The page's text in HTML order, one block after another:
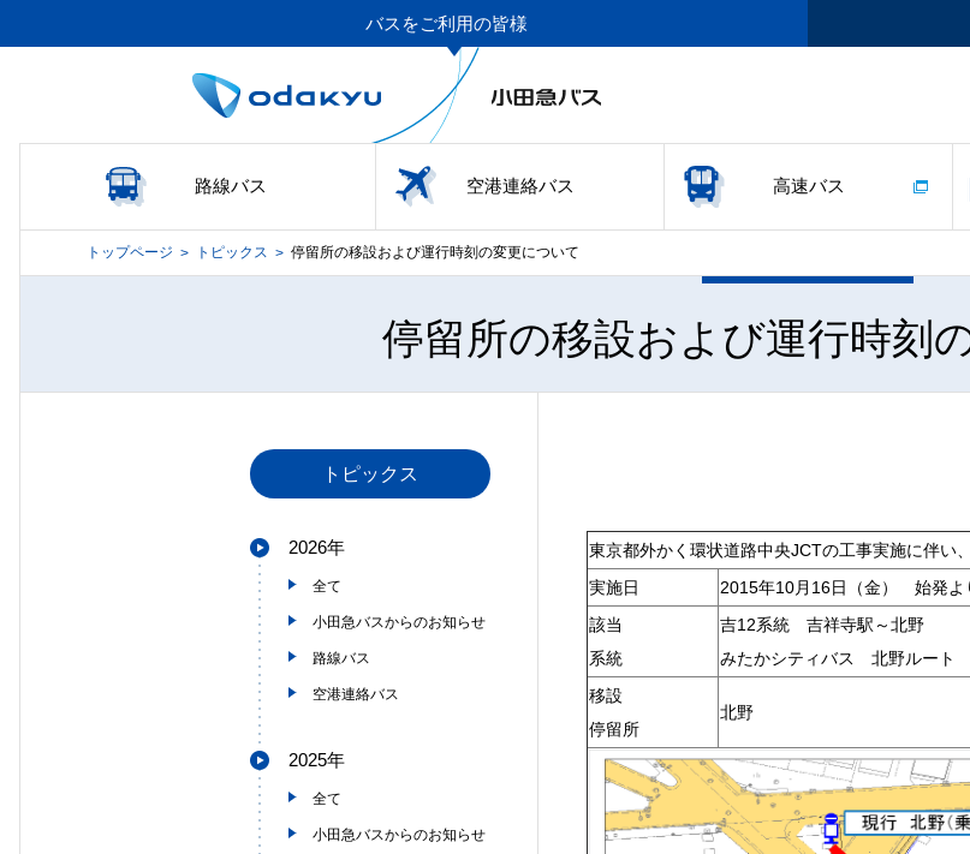
バスをご利用の皆様
路線バス 空港連絡バス 高速バス
トップページ > トピックス > 停留所の移設および運行時刻の変更について
停留所の移設および運行時刻
東京都外かく環状道路中央JCTの工事実施に伴い
実施日
2015年10月16日（金） 始発よ
該当
系統
吉12系統 吉祥寺駅～北野
みたかシティバス 北野ルート
移設
停留所
北野
トピックス
2026年
全て
小田急バスからのお知らせ
路線バス
空港連絡バス
2025年
全て
小田急バスからのお知らせ